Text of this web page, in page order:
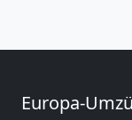
Europa-